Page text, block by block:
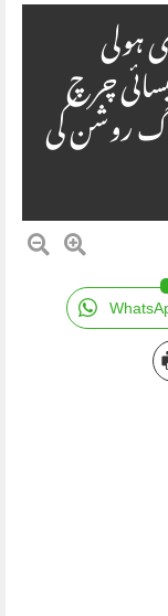
چرچ
روشن کی